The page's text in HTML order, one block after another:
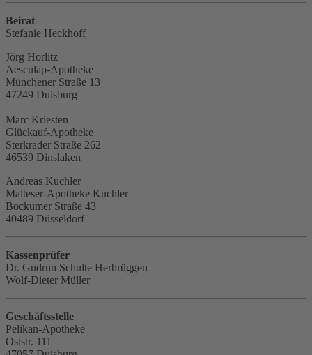
Beirat
Stefanie Heckhoff
Jörg Horlitz
Aesculap-Apotheke
Münchener Straße 13
47249 Duisburg
Marc Kriesten
Glückauf-Apotheke
Sterkrader Straße 262
46539 Dinslaken
Andreas Kuchler
Malteser-Apotheke Kuchler
Bockumer Straße 43
40489 Düsseldorf
Kassenprüfer
Dr. Gudrun Schulte Herbrüggen
Wolf-Dieter Müller
Geschäftsstelle
Pelikan-Apotheke
Oststr. 111